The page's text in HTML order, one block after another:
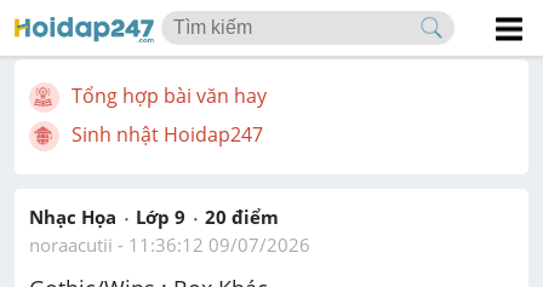
Tổng hợp bài văn hay
Sinh nhật Hoidap247
Nhạc Họa Lớp 9 20 điểm
noraacutii - 11:36:12 09/07/2026